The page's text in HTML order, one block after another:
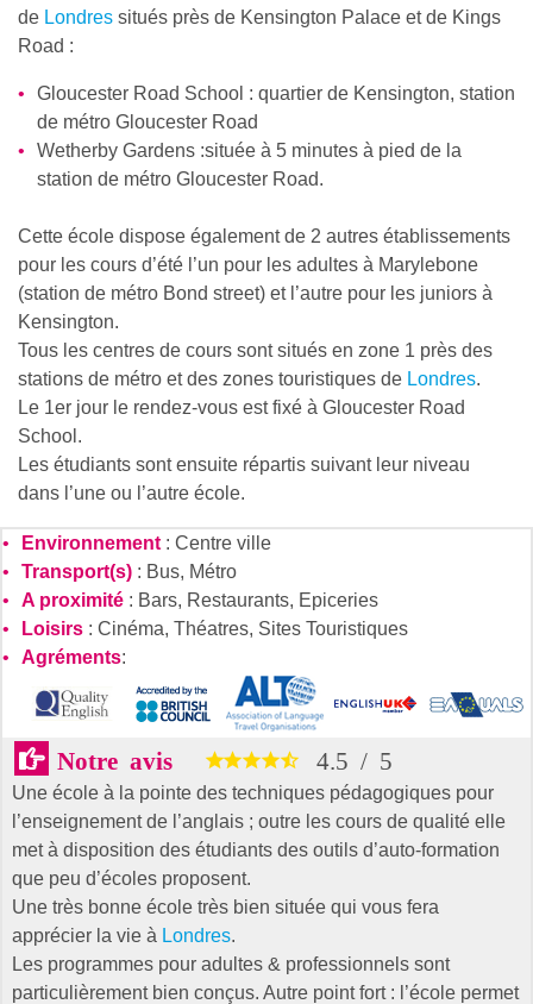
de Londres situés près de Kensington Palace et de Kings
Road :
Gloucester Road School : quartier de Kensington, station
de métro Gloucester Road
Wetherby Gardens :située à 5 minutes à pied de la
station de métro Gloucester Road.
Cette école dispose également de 2 autres établissements
pour les cours d’été l’un pour les adultes à Marylebone
(station de métro Bond street) et l’autre pour les juniors à
Kensington.
Tous les centres de cours sont situés en zone 1 près des
stations de métro et des zones touristiques de Londres.
Le 1er jour le rendez-vous est fixé à Gloucester Road
School.
Les étudiants sont ensuite répartis suivant leur niveau
dans l’une ou l’autre école.
Environnement: Centre ville
Transport(s): Bus, Métro
A proximité: Bars, Restaurants, Epiceries
Loisirs: Cinéma, Théatres, Sites Touristiques
Agréments:
Notre avis 4.5 / 5
Une école à la pointe des techniques pédagogiques pour
l’enseignement de l’anglais ; outre les cours de qualité elle
met à disposition des étudiants des outils d’auto-formation
que peu d’écoles proposent.
Une très bonne école très bien située qui vous fera
apprécier la vie à Londres.
Les programmes pour adultes & professionnels sont
particulièrement bien conçus. Autre point fort : l’école permet